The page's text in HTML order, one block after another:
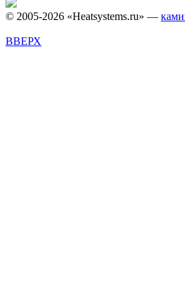
© 2005-2026 «Heatsystems.ru» —
ВВЕРХ